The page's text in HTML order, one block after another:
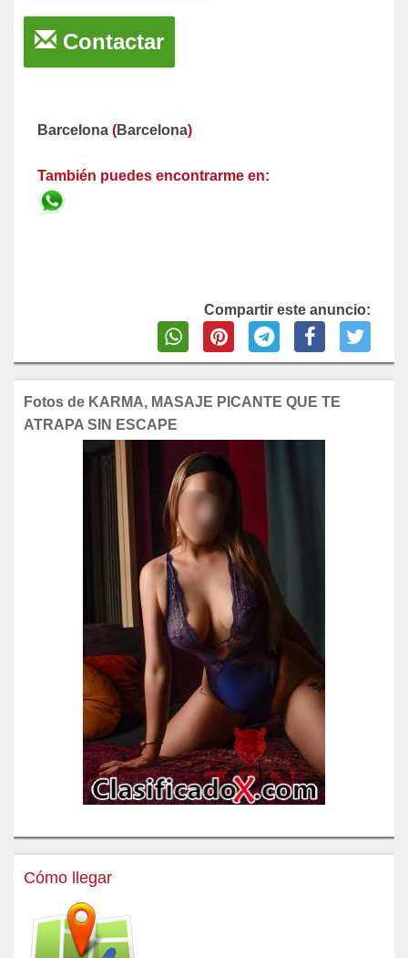
Contactar
Barcelona (Barcelona)
También puedes encontrarme en:
Compartir este anuncio:
Fotos de KARMA, MASAJE PICANTE QUE TE
ATRAPA SIN ESCAPE
Cómo llegar